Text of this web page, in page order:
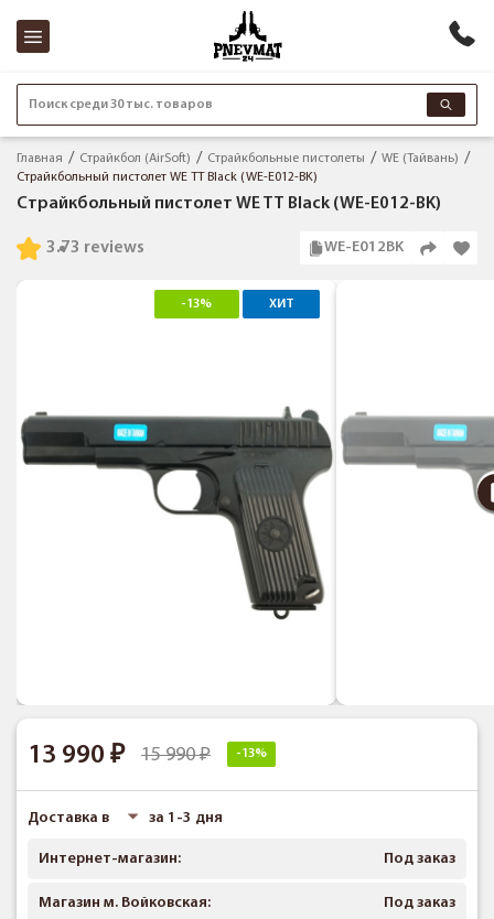
Поиск среди 30 тыс. товаров
Главная Страйкбол (AirSoft) Страйкбольные пистолеты
WE (Тайвань)
Страйкбольный пистолет WE TT Black (WE-E012-BK)
Страйкбольный пистолет WE TT Black (WE-E012-BK)
3 reviews
3.7 WE-E012BK
-13% ХИТ
13 990 15 990 -13%
Доставка в за 1-3 дня
Интернет-магазин: Под заказ
Магазин м. Войковская: Под заказ